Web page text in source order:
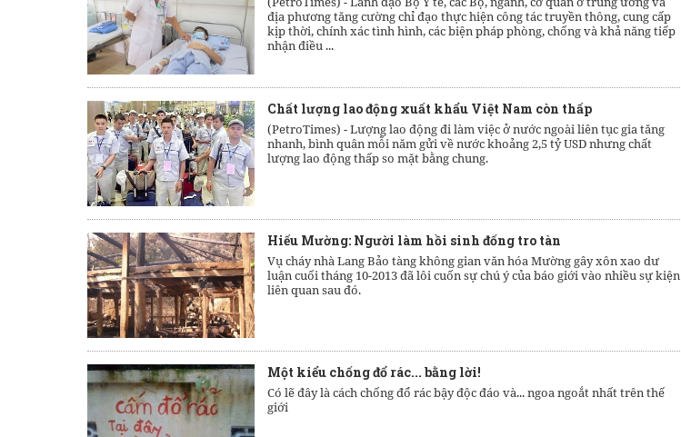
địa phương tăng cường chỉ đạo thực hiện công tác truyền thông, cung cấp
kịp thời, chính xác tình hình, các biện pháp phòng, chống và khả năng tiếp
nhận điều ...
Chất lượng lao động xuất khẩu Việt Nam còn thấp
(PetroTimes) -Lượng lao động đi làm việc ở nước ngoài liên tục gia tăng
nhanh, bình quân mỗi năm gửi về nước khoảng 2,5 tỷ USD nhưng chất
lượng lao động thấp so mặt bằng chung.
Hiếu Mường: Người làm hồi sinh đống tro tàn
Vụ cháy nhà Lang Bảo tàng không gian văn hóa Mường gây xôn xao dư
luận cuối tháng 10-2013 đã lôi cuốn sự chú ý của báo giới vào nhiều sự kiện
liên quan sau đó.
Một kiểu chống đổ rác... bằng lời!
Có lẽ đây là cách chống đổ rác bậy độc đáo và... ngoa ngoắt nhất trên thế
giới